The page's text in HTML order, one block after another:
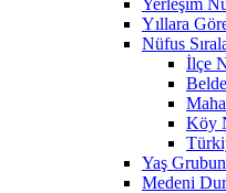
Yerleşim
Yıllara
Nüfus
İlçe
Köy
Yaş
Medeni